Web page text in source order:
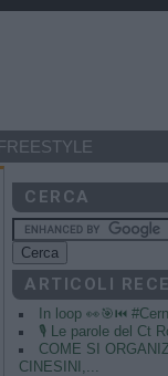
CERCA
ARTICOLI
In loop 👀🎯⏮️
🎙️ Le parole del Ct
COME SI
CINESINI,...